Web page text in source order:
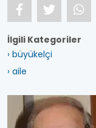
İlgili Kategoriler
› büyükelçi
› aile